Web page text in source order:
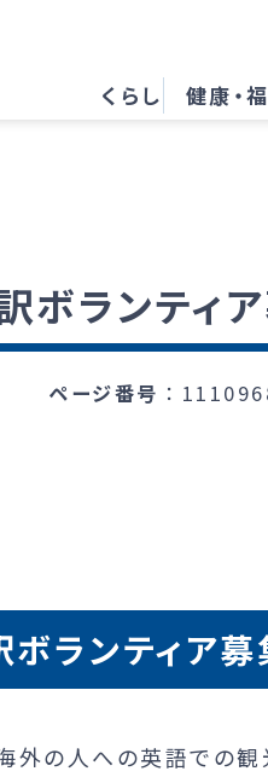
くらし 健康・
ボランティ
ページ番号
ランティア募
外の人への英語での